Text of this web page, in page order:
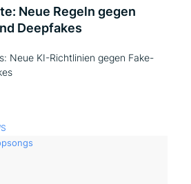
Neue Regeln gegen
Deepfakes
Neue KI-Richtlinien gegen Fake-